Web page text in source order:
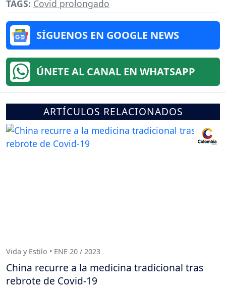
TAGS: Covid prolongado
SÍGUENOS EN GOOGLE NEWS
ÚNETE AL CANAL EN WHATSAPP
ARTÍCULOS RELACIONADOS
Vida y Estilo • ENE 20 / 2023
China recurre a la medicina tradicional tras
rebrote de Covid-19